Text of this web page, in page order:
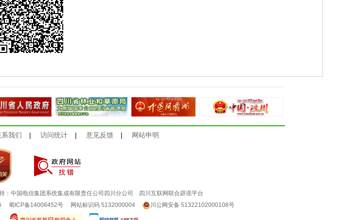
系我们 | 访问统计 | 意见反馈 | 网站申明
：中国电信集团系统集成有限责任公司四川分公司
四川互联网联合辟谣平台
蜀ICP备14006452号 网站标识码 5132000004 川公网安备 51322102000108号